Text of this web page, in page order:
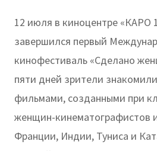
12 июля в киноцентре «КАРО
завершился первый
кинофестиваль «Сделано
пяти дней зрители
фильмами, созданными при
женщин-кинематографистов
Франции, Индии, Туниса и